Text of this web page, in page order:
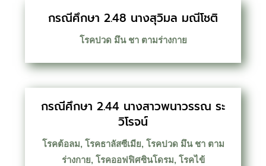
กรณีศึกษา 2.48 นางสุวิมล มณีโชติ
โรคปวด มึน ชา ตามร่างกาย
กรณีศึกษา 2.44 นางสาวพนาวรรณ ระ
วิโรจน์
โรคต้อลม, โรคธาลัสซีเมีย, โรคปวด มึน ชา ตาม
ร่างกาย, โรคออฟฟิศซินโดรม, โรคไข้